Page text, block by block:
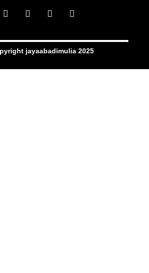
I
n
a
g
a
Y
o
u
b
F
a
b
o
k
W
h
s
a
p
jayaabadimulia 2025